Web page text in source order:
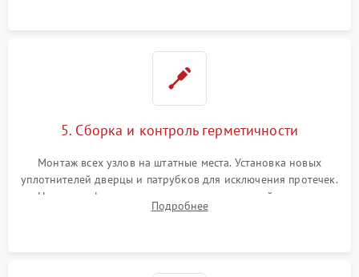
5. Сборка и контроль герметичности
Монтаж всех узлов на штатные места. Установка новых
уплотнителей дверцы и патрубков для исключения протечек.
Надежная фиксация хомутов гидравлической системы,
сборка корпуса и установка датчика поплавка.
Подробнее